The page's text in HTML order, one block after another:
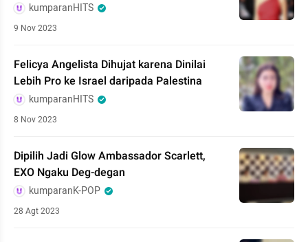
kumparanHITS
9 Nov 2023
Felicya Angelista Dihujat karena Dinilai
Lebih Pro ke Israel daripada Palestina
kumparanHITS
8 Nov 2023
Dipilih Jadi Glow Ambassador Scarlett,
EXO Ngaku Deg-degan
kumparanK-POP
28 Agt 2023